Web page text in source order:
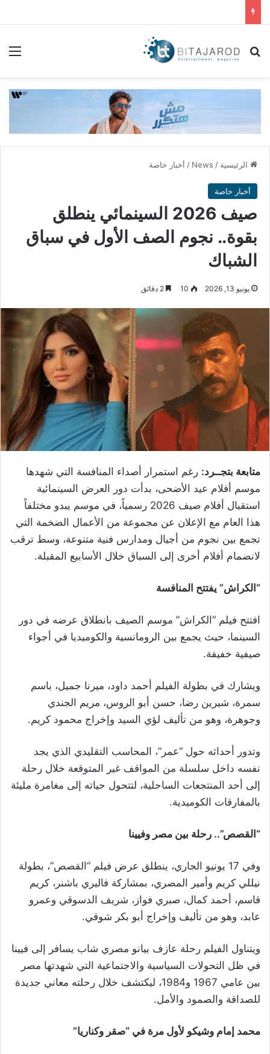
بحث عن
الرئيسية /
News
/ أخبار خاصة
أخبار خاصة
صيف 2026 السينمائي ينطلق
بقوة.. نجوم الصف الأول في سباق
الشباك
يونيو 13, 2026 10
متابعة بتجــرد: رغم استمرار أصداء المنافسة التي شهدها
موسم أفلام عيد الأضحى، بدأت دور العرض السينمائية
استقبال أفلام صيف 2026 رسمياً، في موسم يبدو مختلفاً
هذا العام مع الإعلان عن مجموعة من الأعمال الضخمة التي
تجمع بين نجوم من أجيال ومدارس فنية متنوعة، وسط ترقب
لانضمام أفلام أخرى إلى السباق خلال الأسابيع المقبلة.
“الكراش” يفتتح المنافسة
افتتح فيلم “الكراش” موسم الصيف بانطلاق عرضه في دور
السينما، حيث يجمع بين الرومانسية والكوميديا في أجواء
صيفية خفيفة.
ويشارك في بطولة الفيلم أحمد داود، ميرنا جميل، باسم
سمرة، شيرين رضا، حسن أبو الروس، مريم الجندي
وجوهرة، وهو من تأليف لؤي السيد وإخراج محمود كريم.
وتدور أحداثه حول “عمر”، المحاسب التقليدي الذي يجد
نفسه داخل سلسلة من المواقف غير المتوقعة خلال رحلة
إلى أحد المنتجعات الساحلية، لتتحول حياته إلى مغامرة مليئة
بالمفارقات الكوميدية.
“القصص”.. رحلة بين مصر وفيينا
وفي 17 يونيو الجاري، ينطلق عرض فيلم “القصص”، بطولة
نيللي كريم وأمير المصري، بمشاركة فاليري باشنر، كريم
قاسم، أحمد كمال، صبري فواز، شريف الدسوقي وعمرو
عابد، وهو من تأليف وإخراج أبو بكر شوقي.
ويتناول الفيلم رحلة عازف بيانو مصري شاب يسافر إلى فيينا
في ظل التحولات السياسية والاجتماعية التي شهدتها مصر
بين عامي 1967 و1984، ليكتشف خلال رحلته معاني جديدة
للصداقة والصمود والأمل.
محمد إمام وشيكو لأول مرة في “صقر وكناريا”